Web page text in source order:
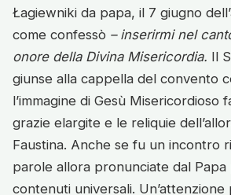
Łagiewniki da papa, il 7 giugno
come confessò – inserirmi nel
onore della Divina Misericordia. Il
giunse alla cappella del convento
l’immagine di Gesù Misericordioso
grazie elargite e le reliquie
Faustina. Anche se fu un incontro
parole allora pronunciate dal
contenuti universali.